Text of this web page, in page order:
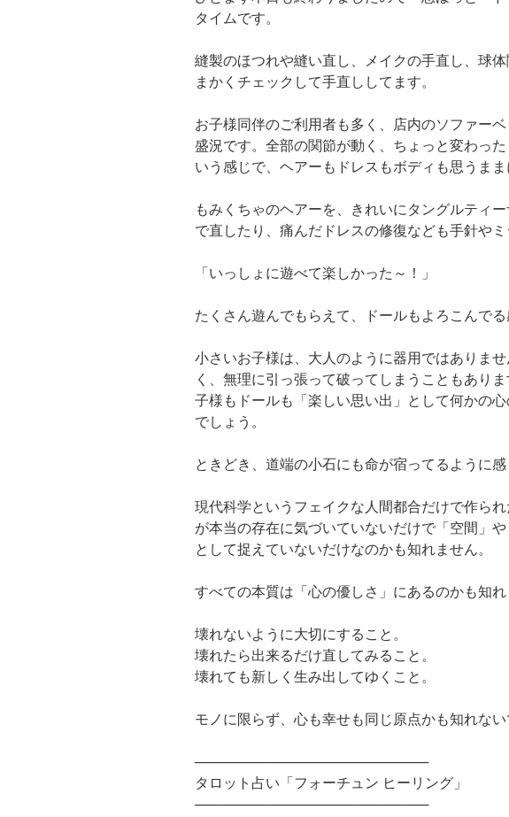
タイムです。
縫製のほつれや縫い直し、メイクの手直し、球
まかくチェックして手直ししてます。
お子様同伴のご利用者も多く、店内のソファー
盛況です。全部の関節が動く、ちょっと変わっ
いう感じで、ヘアーもドレスもボディも思うまま
もみくちゃのヘアーを、きれいにタングルティ
で直したり、痛んだドレスの修復なども手針やミ
「いっしょに遊べて楽しかった～！」
たくさん遊んでもらえて、ドールもよろこんでる
小さいお子様は、大人のように器用ではありま
く、無理に引っ張って破ってしまうこともあり
子様もドールも「楽しい思い出」として何かの
でしょう。
ときどき、道端の小石にも命が宿ってるように感
現代科学というフェイクな人間都合だけで作ら
が本当の存在に気づいていないだけで「空間」
として捉えていないだけなのかも知れません。
すべての本質は「心の優しさ」にあるのかも知れ
壊れないように大切にすること。
壊れたら出来るだけ直してみること。
壊れても新しく生み出してゆくこと。
モノに限らず、心も幸せも同じ原点かも知れない
────────────────────────
タロット占い「フォーチュン ヒーリング」
────────────────────────